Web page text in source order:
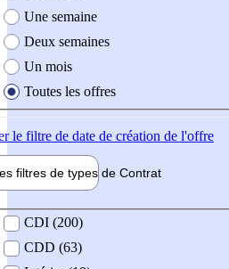
Une semaine
Deux semaines
Un mois
Toutes les offres
le filtre de date de création de l'offre
filtres de types de Contrat
contrat
CDI (200)
CDD (63)